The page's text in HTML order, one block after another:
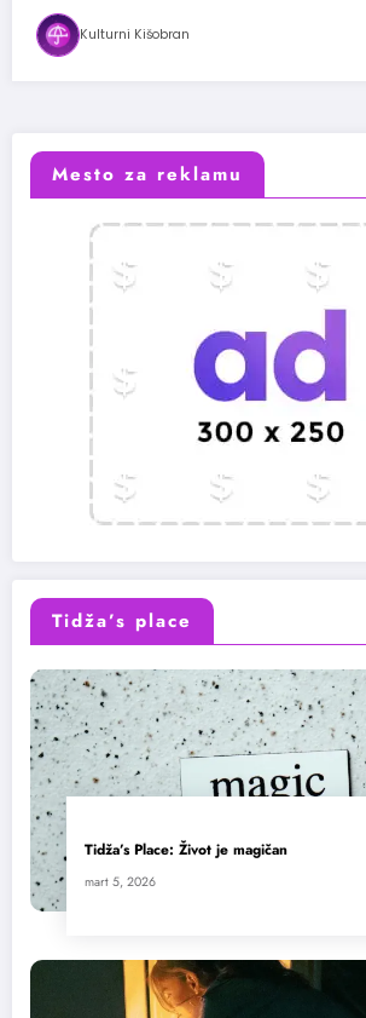
Kulturni Kišobran
Mesto za reklamu
Tidža’s place
Tidža’s Place: Život je magičan
mart 5, 2026